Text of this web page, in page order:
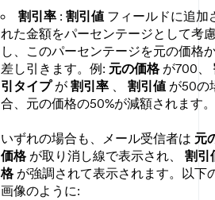
割引率 : 割引値 フィールドに追加
れた金額をパーセンテージとして考
し、このパーセンテージを元の価格
差し引きます。例: 元の価格 が700、
引タイプ が 割引率 、 割引値 が50の
合、元の価格の50%が減額されます。
いずれの場合も、メール受信者は 元
価格 が取り消し線で表示され、 割引
格 が強調されて表示されます。以下
画像のように: